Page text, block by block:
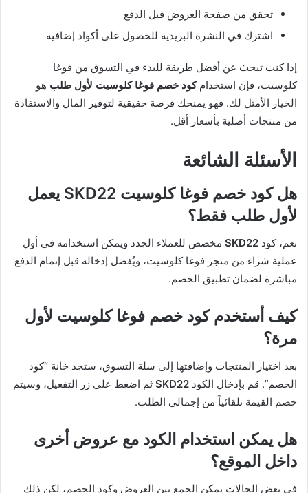
تحقق من صفحة العروض قبل الدفع
اشترك في النشرة البريدية للحصول على أكواد إضافية
إذا كنت تبحث عن أفضل طريقة للبدء في التسوق من فوغا
كلوسيت، فإن استخدامكود خصم فوغا كلوسيت لأول طلب هو
الخيار الأمثل لك. فهو يمنحك فرصة حقيقية لتوفير المال والاستفادة
من منتجات أصلية بأسعار أقل.
الأسئلة الشائعة
هل كود خصم فوغا كلوسيت SKD22 يعمل
لأول طلب فقط؟
نعم، كود SKD22 مخصص للعملاء الجدد ويمكن استخدامه في أول
عملية شراء من متجر فوغا كلوسيت، ويُفضل إدخاله قبل إتمام الدفع
مباشرة لضمان تطبيق الخصم.
كيف أستخدم كود خصم فوغا كلوسيت لأول
مرة؟
بعد اختيار المنتجات وإضافتها إلى سلة التسوق، ستجد خانة “كود
الخصم”. قم بإدخال الكود SKD22 ثم اضغط على زر التفعيل، وسيتم
خصم القيمة تلقائياً من إجمالي الطلب.
هل يمكن استخدام الكود مع عروض أخرى
داخل الموقع؟
في بعض الحالات يمكن الجمع بين العروض وكود الخصم، لكن ذلك